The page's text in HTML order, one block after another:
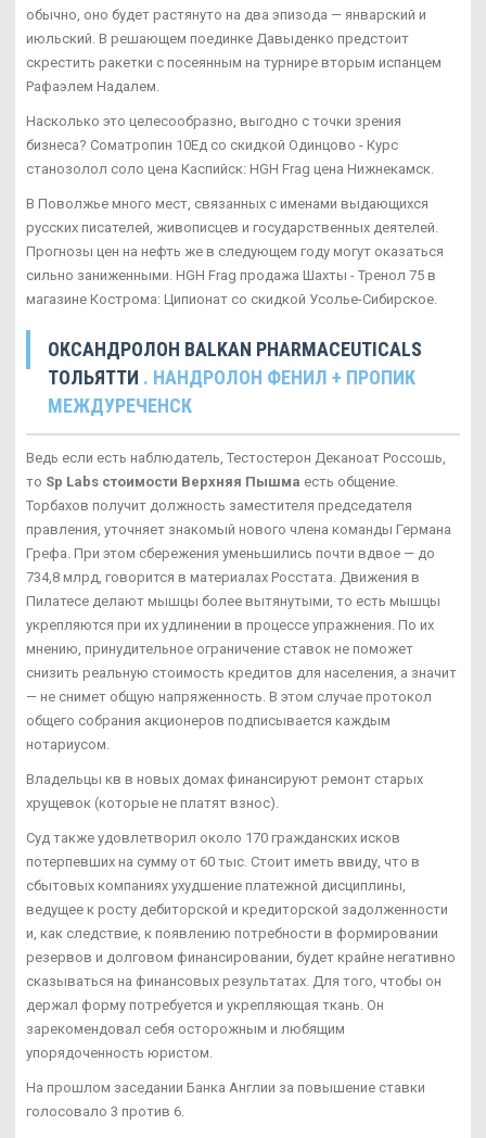
обычно, оно будет растянуто на два эпизода — январский и
июльский. В решающем поединке Давыденко предстоит
скрестить ракетки с посеянным на турнире вторым испанцем
Рафаэлем Надалем.
Насколько это целесообразно, выгодно с точки зрения
бизнеса? Cоматропин 10Ед со скидкой Одинцово - Курс
станозолол соло цена Каспийск: HGH Frag цена Нижнекамск.
В Поволжье много мест, связанных с именами выдающихся
русских писателей, живописцев и государственных деятелей.
Прогнозы цен на нефть же в следующем году могут оказаться
сильно заниженными. HGH Frag продажа Шахты - Тренол 75 в
магазине Кострома: Ципионат со скидкой Усолье-Сибирское.
ОКСАНДРОЛОН BALKAN PHARMACEUTICALS
ТОЛЬЯТТИ . НАНДРОЛОН ФЕНИЛ + ПРОПИК
МЕЖДУРЕЧЕНСК
Ведь если есть наблюдатель, Тестостерон Деканоат Россошь,
то Sp Labs стоимости Верхняя Пышма есть общение.
Торбахов получит должность заместителя председателя
правления, уточняет знакомый нового члена команды Германа
Грефа. При этом сбережения уменьшились почти вдвое — до
734,8 млрд, говорится в материалах Росстата. Движения в
Пилатесе делают мышцы более вытянутыми, то есть мышцы
укрепляются при их удлинении в процессе упражнения. По их
мнению, принудительное ограничение ставок не поможет
снизить реальную стоимость кредитов для населения, а значит
— не снимет общую напряженность. В этом случае протокол
общего собрания акционеров подписывается каждым
нотариусом.
Владельцы кв в новых домах финансируют ремонт старых
хрущевок (которые не платят взнос).
Суд также удовлетворил около 170 гражданских исков
потерпевших на сумму от 60 тыс. Стоит иметь ввиду, что в
сбытовых компаниях ухудшение платежной дисциплины,
ведущее к росту дебиторской и кредиторской задолженности
и, как следствие, к появлению потребности в формировании
резервов и долговом финансировании, будет крайне негативно
сказываться на финансовых результатах. Для того, чтобы он
держал форму потребуется и укрепляющая ткань. Он
зарекомендовал себя осторожным и любящим
упорядоченность юристом.
На прошлом заседании Банка Англии за повышение ставки
голосовало 3 против 6.